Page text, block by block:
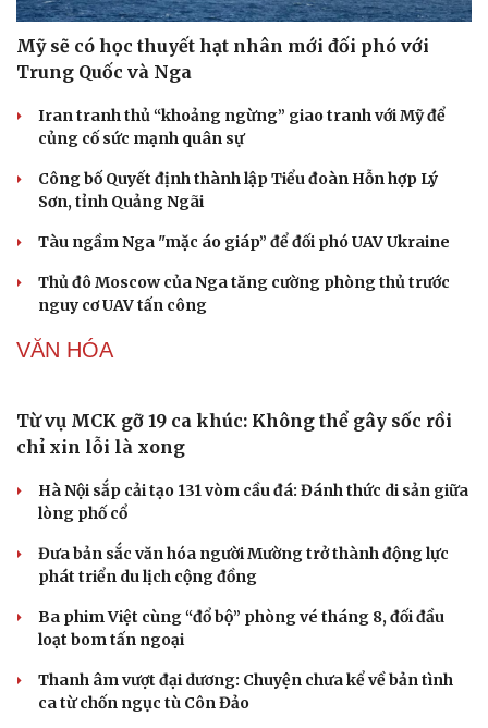
Sức khỏe
Dinh dưỡng - món ngon
Sản phụ khoa
Làm đẹp - giảm cân
Phòng mạch online
Đời sống
Mỹ sẽ có học thuyết hạt nhân mới đối phó với
Trung Quốc và Nga
Iran tranh thủ “khoảng ngừng” giao tranh với Mỹ để
Công bố Quyết định thành lập Tiểu đoàn Hỗn hợp Lý
Sơn, tỉnh Quảng Ngãi
Tàu ngầm Nga "mặc áo giáp” để đối phó UAV Ukraine
Thủ đô Moscow của Nga tăng cường phòng thủ trước
nguy cơ UAV tấn công
VĂN HÓA